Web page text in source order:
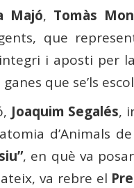
Majó, Tomàs
que
i aposti per
que se’ls
Joaquim Segalés,
d’Animals
, en què va
va rebre el